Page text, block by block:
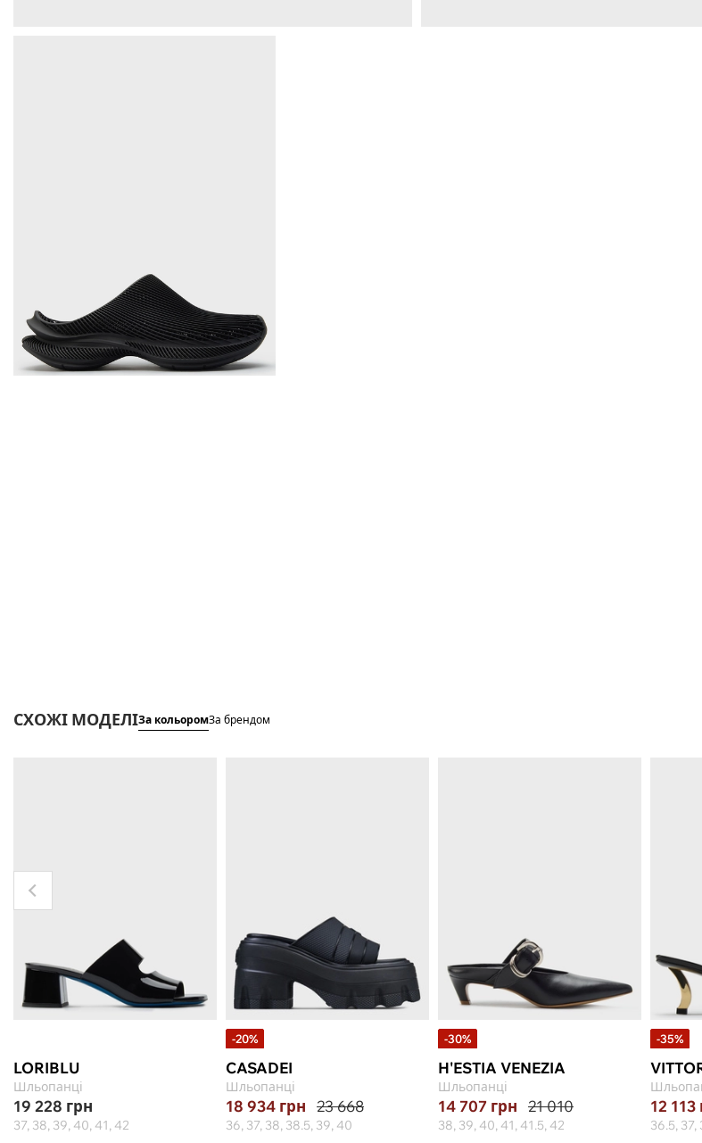
СХОЖІ МОДЕЛІЗа кольоромЗа брендом
LORIBLU
Шльопанці
19 228 грн
37, 38, 39, 40, 41, 42
-20%
CASADEI
Шльопанці
18 934 грн 23 668
36, 37, 38, 38.5, 39, 40
-30%
H'ESTIA VENEZIA
Шльопанці
14 707 грн 21 010
38, 39, 40, 41, 41.5, 42
-35%
12 113
36.5, 37,